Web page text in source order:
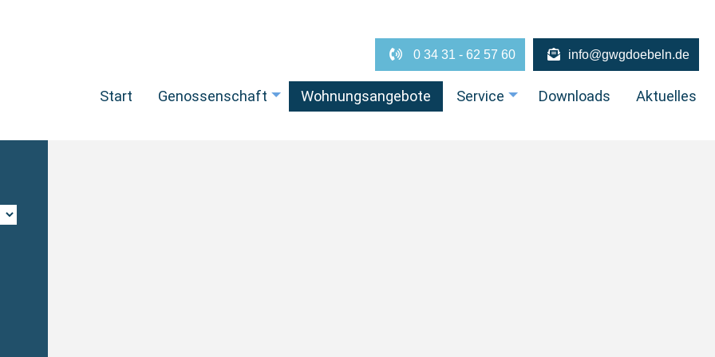
0 34 31 - 62 57 60 info@gwgdoebeln.de
Start Genossenschaft Wohnungsangebote Service Downloads Aktuelles